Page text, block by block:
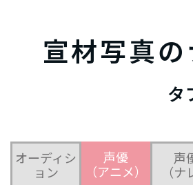
宣材写真
タ
オーディシ
ョン
声優
（アニメ）
声
（ナ